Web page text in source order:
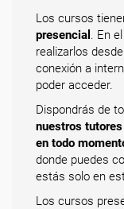
Los cursos
presencial . En
realizarlos
conexión a
poder acceder.
Dispondrás de
nuestros
en todo
donde puedes
estás solo en
Los cursos